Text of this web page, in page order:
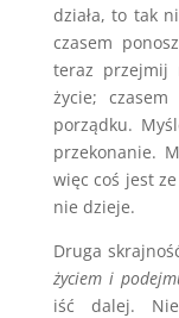
działa, to tak
czasem
teraz
życie;
porządku.
przekonanie.
więc coś jest
nie dzieje.
Druga
życiem i
iść dalej.